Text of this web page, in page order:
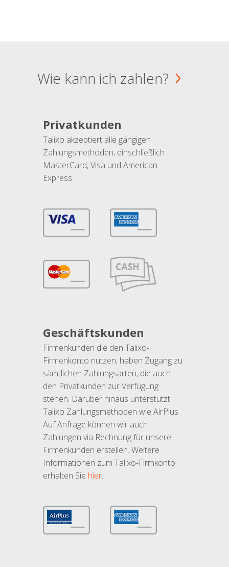
Wie kann ich zahlen?
Privatkunden
Talixo akzeptiert alle gängigen
Zahlungsmethoden, einschließlich
MasterCard, Visa und American
Express.
Geschäftskunden
Firmenkunden die den Talixo-
Firmenkonto nutzen, haben Zugang zu
sämtlichen Zahlungsarten, die auch
den Privatkunden zur Verfügung
stehen. Darüber hinaus unterstützt
Talixo Zahlungsmethoden wie AirPlus.
Auf Anfrage können wir auch
Zahlungen via Rechnung für unsere
Firmenkunden erstellen. Weitere
Informationen zum Talixo-Firmkonto
erhalten Sie hier.